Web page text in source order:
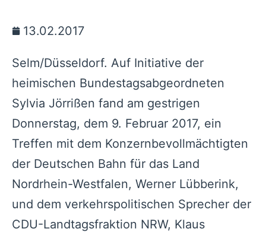
13.02.2017
Selm/Düsseldorf. Auf Initiative der
heimischen Bundestagsabgeordneten
Sylvia Jörrißen fand am gestrigen
Donnerstag, dem 9. Februar 2017, ein
Treffen mit dem Konzernbevollmächtigten
der Deutschen Bahn für das Land
Nordrhein-Westfalen, Werner Lübberink,
und dem verkehrspolitischen Sprecher der
CDU-Landtagsfraktion NRW, Klaus